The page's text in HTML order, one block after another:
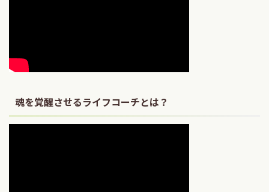
魂を覚醒させるライフコーチとは？